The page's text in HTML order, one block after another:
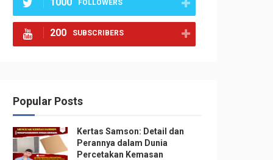
FOLLOWERS
200 SUBSCRIBERS
Popular Posts
Kertas Samson: Detail dan
Perannya dalam Dunia
Percetakan Kemasan